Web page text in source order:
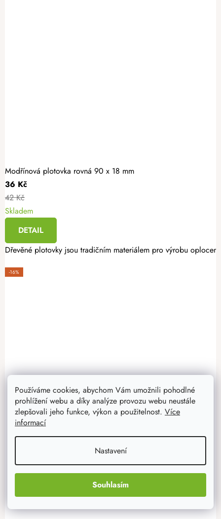
Používáme cookies, abychom Vám umožnili pohodlné
prohlížení webu a díky analýze provozu webu neustále
zlepšovali jeho funkce, výkon a použitelnost. Více
informací
Nastavení
Souhlasím
Modřínová plotovka rovná 90 x 18 mm
36 Kč
42 Kč
Skladem
DETAIL
Dřevěné plotovky jsou tradičním materiálem pro výrobu
-16%